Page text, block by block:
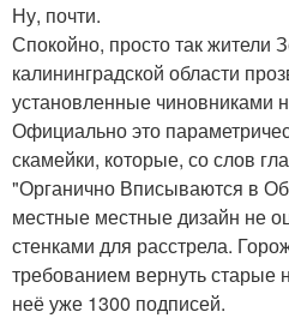
Ну, почти.
Спокойно, просто так жители
калининградской области
установленные чиновниками
Официально это
скамейки, которые, со слов
"Органично Вписываются в
местные местные дизайн не
стенками для расстрела.
требованием вернуть старые
неё уже 1300 подписей.